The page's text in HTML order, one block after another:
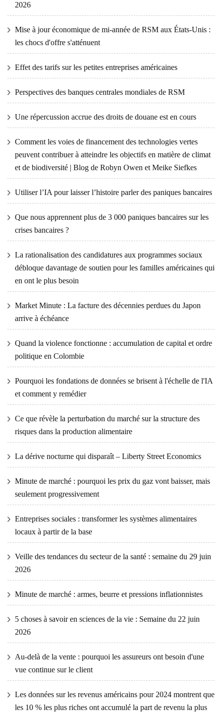
2026
Mise à jour économique de mi-année de RSM aux États-Unis :
les chocs d'offre s'atténuent
Effet des tarifs sur les petites entreprises américaines
Perspectives des banques centrales mondiales de RSM
Une répercussion accrue des droits de douane est en cours
Comment les voies de financement des technologies vertes
peuvent contribuer à atteindre les objectifs en matière de climat
et de biodiversité | Blog de Robyn Owen et Meike Siefkes
Utiliser l’IA pour laisser l’histoire parler des paniques bancaires
Que nous apprennent plus de 3 000 paniques bancaires sur les
crises bancaires ?
La rationalisation des candidatures aux programmes sociaux
débloque davantage de soutien pour les familles américaines qui
en ont le plus besoin
Market Minute : La facture des décennies perdues du Japon
arrive à échéance
Quand la violence fonctionne : accumulation de capital et ordre
politique en Colombie
Pourquoi les fondations de données se brisent à l'échelle de l'IA
et comment y remédier
Ce que révèle la perturbation du marché sur la structure des
risques dans la production alimentaire
La dérive nocturne qui disparaît – Liberty Street Economics
Minute de marché : pourquoi les prix du gaz vont baisser, mais
seulement progressivement
Entreprises sociales : transformer les systèmes alimentaires
locaux à partir de la base
Veille des tendances du secteur de la santé : semaine du 29 juin
2026
Minute de marché : armes, beurre et pressions inflationnistes
5 choses à savoir en sciences de la vie : Semaine du 22 juin
2026
Au-delà de la vente : pourquoi les assureurs ont besoin d'une
vue continue sur le client
Les données sur les revenus américains pour 2024 montrent que
les 10 % les plus riches ont accumulé la part de revenu la plus